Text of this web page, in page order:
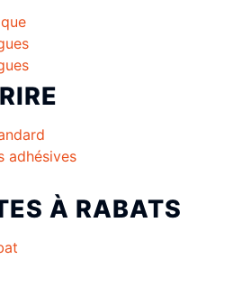
adhésives
À RABATS